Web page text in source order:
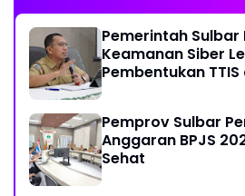
Pemerintah
Keamanan Siber
Pembentukan
Pemprov Sulbar
Anggaran BPJS
Sehat